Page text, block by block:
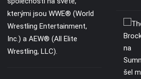
kterými jsou WWE® (World
Wrestling Entertainment,
Inc.) a AEW® (All Elite
Wrestling, LLC).